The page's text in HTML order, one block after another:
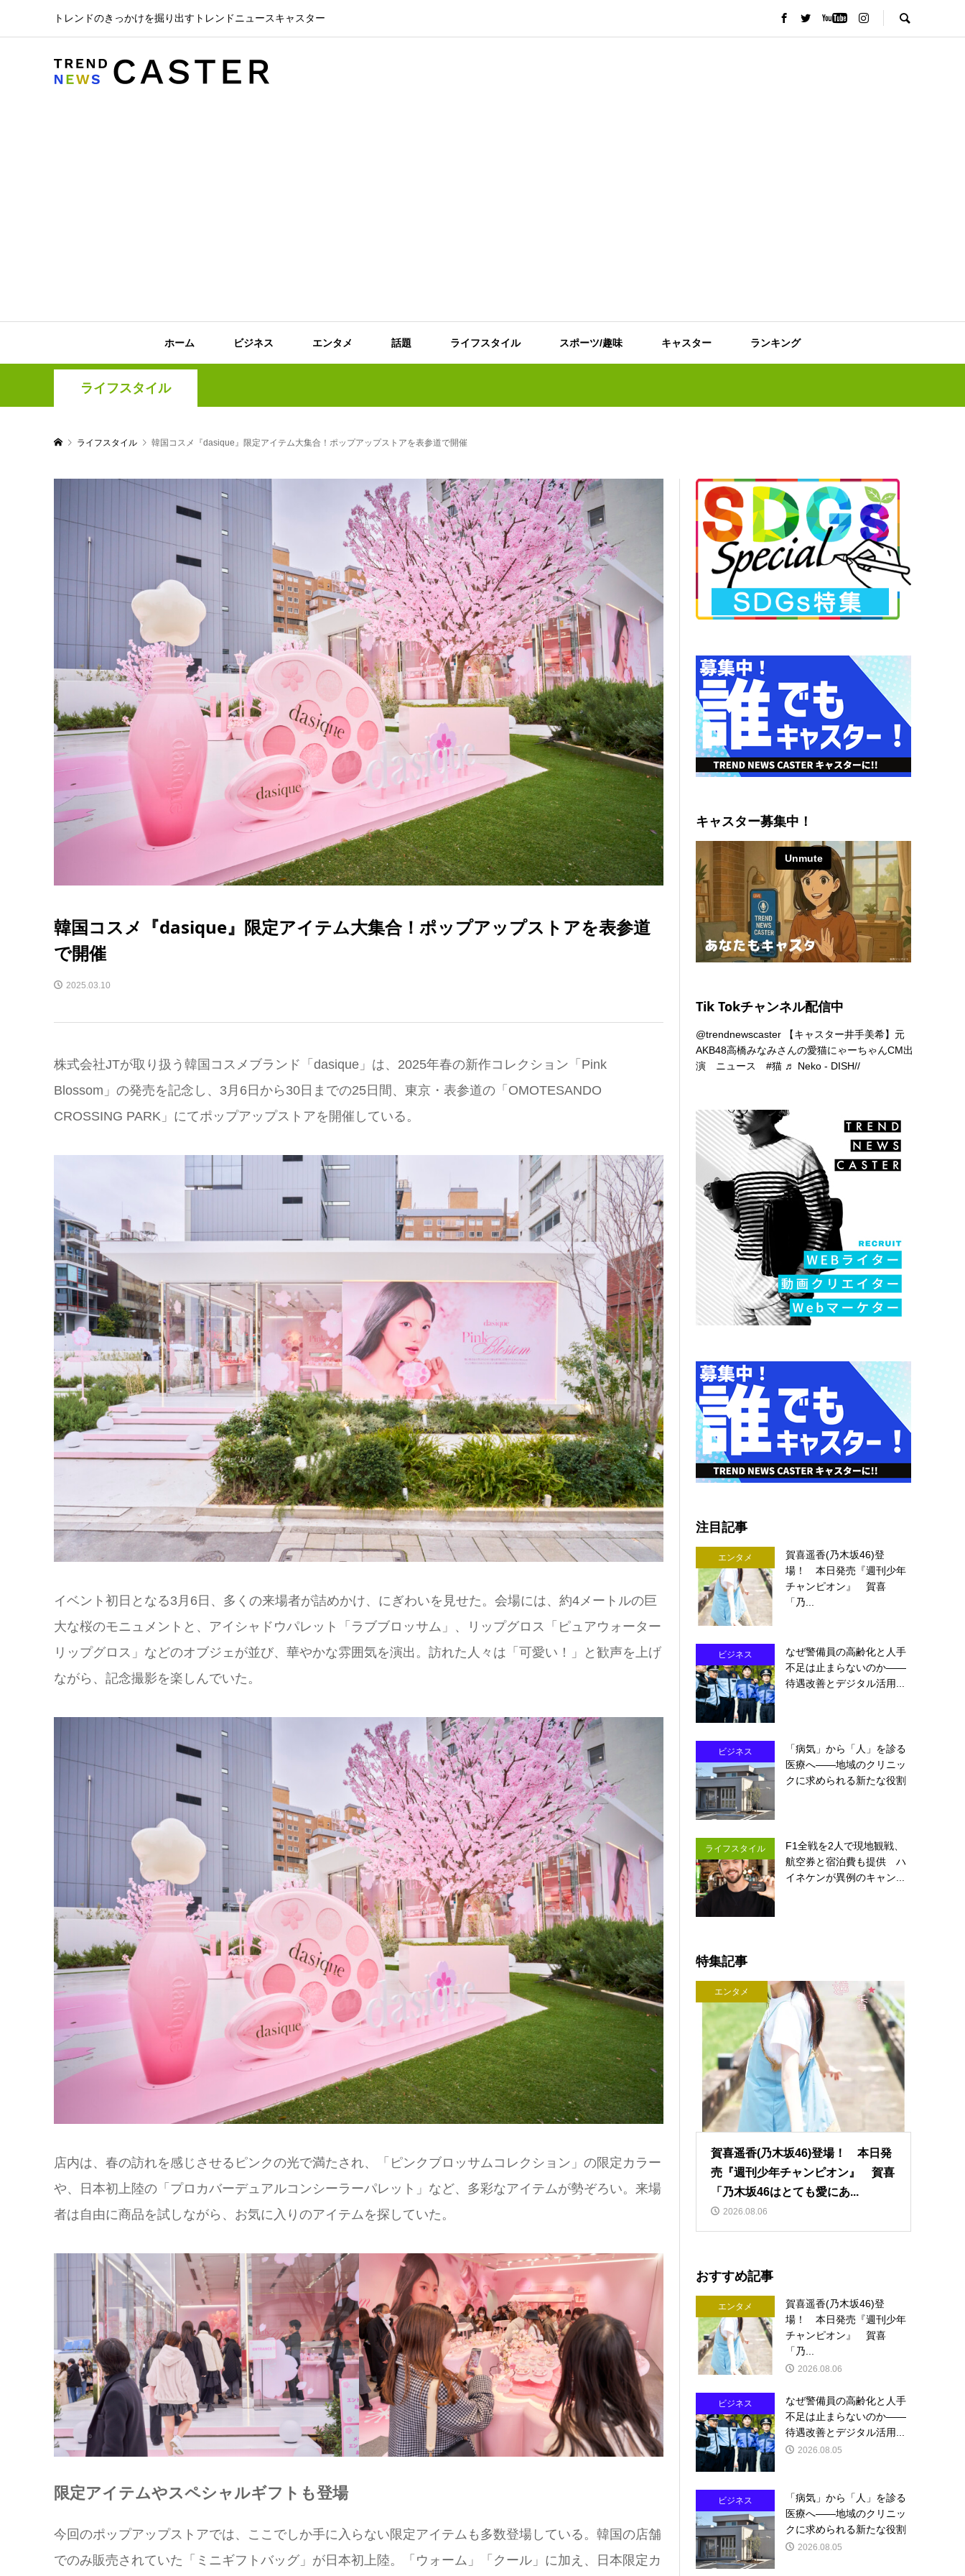
トレンドのきっかけを掘り出すトレンドニュースキャスター
ホーム ビジネス エンタメ 話題 ライフスタイル スポーツ/趣味 キャスター ランキング
ライフスタイル
ライフスタイル 韓国コスメ『dasique』限定アイテム大集合！ポップアップストアを表参道で開催
韓国コスメ『dasique』限定アイテム大集合！ポップアップストアを表参道
で開催
2025.03.10
株式会社JTが取り扱う韓国コスメブランド「dasique」は、2025年春の新作コレクション「Pink
Blossom」の発売を記念し、3月6日から30日までの25日間、東京・表参道の「OMOTESANDO
CROSSING PARK」にてポップアップストアを開催している。
イベント初日となる3月6日、多くの来場者が詰めかけ、にぎわいを見せた。会場には、約4メートルの巨
大な桜のモニュメントと、アイシャドウパレット「ラブブロッサム」、リップグロス「ピュアウォーター
リップグロス」などのオブジェが並び、華やかな雰囲気を演出。訪れた人々は「可愛い！」と歓声を上げ
ながら、記念撮影を楽しんでいた。
店内は、春の訪れを感じさせるピンクの光で満たされ、「ピンクブロッサムコレクション」の限定カラー
や、日本初上陸の「プロカバーデュアルコンシーラーパレット」など、多彩なアイテムが勢ぞろい。来場
者は自由に商品を試しながら、お気に入りのアイテムを探していた。
限定アイテムやスペシャルギフトも登場
今回のポップアップストアでは、ここでしか手に入らない限定アイテムも多数登場している。韓国の店舗
でのみ販売されていた「ミニギフトバッグ」が日本初上陸。「ウォーム」「クール」に加え、日本限定カ
キャスター募集中！
Tik Tokチャンネル配信中
@trendnewscaster 【キャスター井手美希】元
AKB48高橋みなみさんの愛猫にゃーちゃんCM出
演 ニュース#猫 ♬ Neko - DISH//
注目記事
エンタメ
賀喜遥香(乃木坂46)登
場！ 本日発売『週刊少年
チャンピオン』 賀喜
「乃...
ビジネス
なぜ警備員の高齢化と人手
不足は止まらないのか――
待遇改善とデジタル活用...
ビジネス
「病気」から「人」を診る
医療へ――地域のクリニッ
クに求められる新たな役割
ライフスタイル
F1全戦を2人で現地観戦、
航空券と宿泊費も提供 ハ
イネケンが異例のキャン...
特集記事
エンタメ
賀喜遥香(乃木坂46)登場！ 本日発
売『週刊少年チャンピオン』 賀喜
「乃木坂46はとても愛にあ...
2026.08.06
おすすめ記事
エンタメ
賀喜遥香(乃木坂46)登
場！ 本日発売『週刊少年
チャンピオン』 賀喜
「乃...
2026.08.06
ビジネス
なぜ警備員の高齢化と人手
不足は止まらないのか――
待遇改善とデジタル活用...
2026.08.05
ビジネス
「病気」から「人」を診る
医療へ――地域のクリニッ
クに求められる新たな役割
2026.08.05